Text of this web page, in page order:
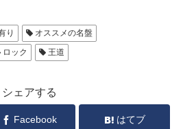
り
オススメの名盤
ロック 王道
シェアする
Facebook はてブ